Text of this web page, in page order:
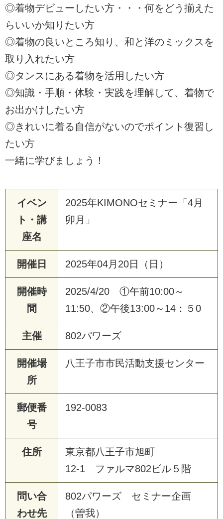
◎着物デビューしたい方・・・何をどう揃えた
らいいか知りたい方
◎着物の良いところ知り、和と洋のミックスを
取り入れたい方
◎タンスにある着物を活用したい方
◎知識・手順・体験・実践を理解して、着物で
お出かけしたい方
◎きれいに着る自信がないのでポイント復習し
たい方
一緒に学びましょう！
イベン
ト・講
座名
2025年KIMONOセミナー「4月
卯月」
開催日 2025年04月20日（日）
開催時
間
2025/4/20 ①午前10:00～
11:50、②午後13:00～14：５0
主催 802パワーズ
開催場
所
八王子市市民活動支援センター
郵便番
号
192-0083
住所
東京都八王子市旭町
12-1 ファルマ802ビル５階
問い合
わせ先
802パワーズ セミナー企画
（曽我）